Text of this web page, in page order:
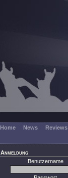
Home News Reviews
Anmeldung
Benutzername